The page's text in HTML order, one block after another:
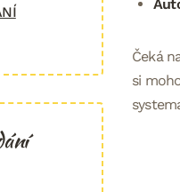
Čeká
si